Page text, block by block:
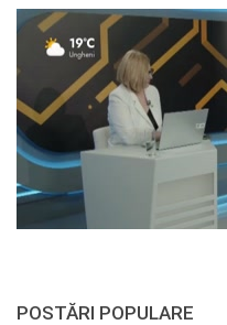
POSTĂRI POPULARE